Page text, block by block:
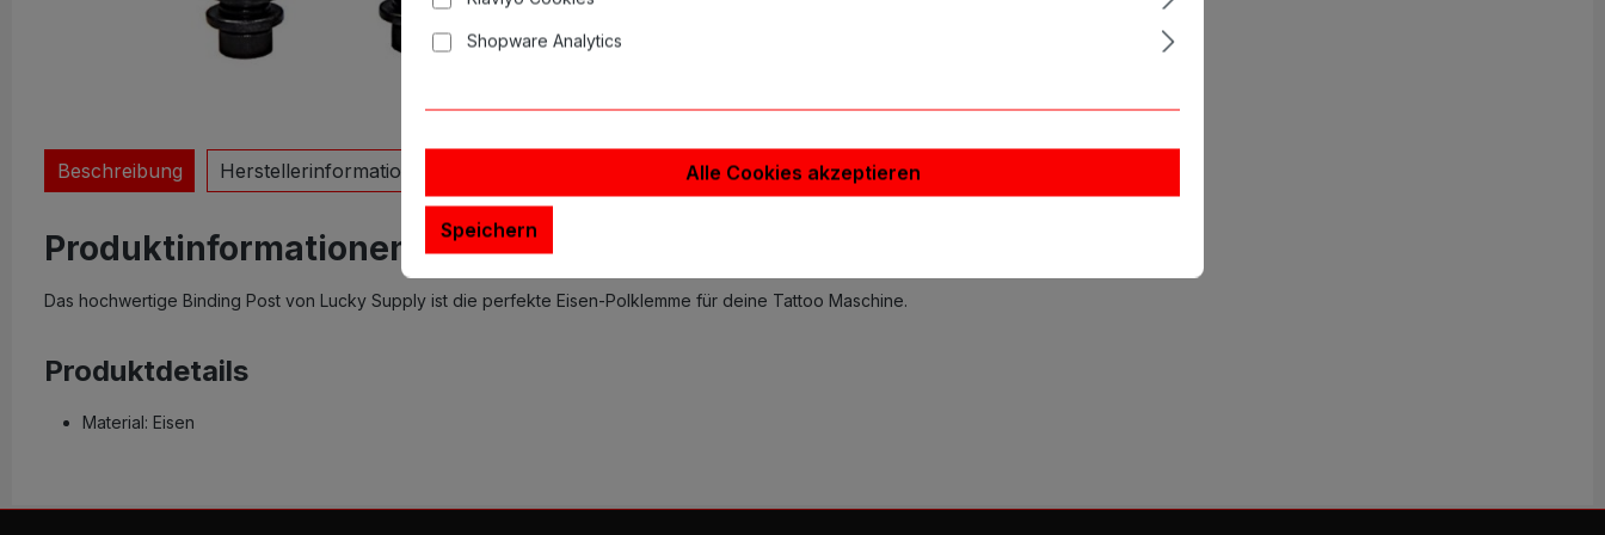
Beschreibung Herstellerinformationen
Produktinformationen "Binding Post Iron"
Das hochwertige Binding Post von Lucky Supply ist die perfekte Eisen-Polklemme für deine Tattoo Maschine.
Produktdetails
Material: Eisen
Shopware Analytics
Alle Cookies akzeptieren
Speichern